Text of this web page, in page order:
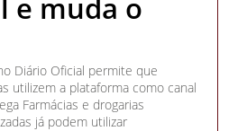
e muda o
Diário Oficial permite que
utilizem a plataforma como canal
Farmácias e drogarias
já podem utilizar